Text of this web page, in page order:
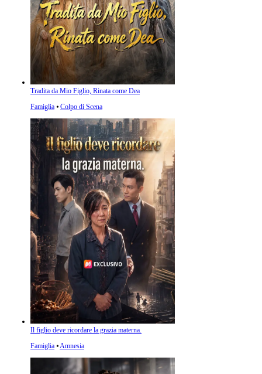
Tradita da Mio Figlio, Rinata come Dea
Famiglia ⦁ Colpo di Scena
Il figlio deve ricordare la grazia materna.
Famiglia ⦁Amnesia